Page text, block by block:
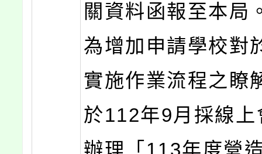
關資料函報至本局
為增加申請學校對
實施作業流程之瞭
於112年9月採線上
辦理「113年度營